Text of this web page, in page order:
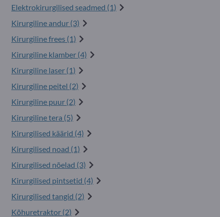
Elektrokirurgilised seadmed (1)
Kirurgiline andur (3)
Kirurgiline frees (1)
Kirurgiline klamber (4)
Kirurgiline laser (1)
Kirurgiline peitel (2)
Kirurgiline puur (2)
Kirurgiline tera (5)
Kirurgilised käärid (4)
Kirurgilised noad (1)
Kirurgilised nõelad (3)
Kirurgilised pintsetid (4)
Kirurgilised tangid (2)
Kõhuretraktor (2)